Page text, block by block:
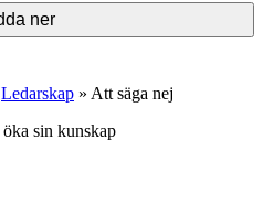
Ledarskap » Att säga nej
sin kunskap